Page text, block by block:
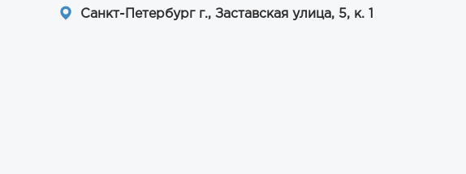
Санкт-Петербург г., Заставская улица, 5, к. 1